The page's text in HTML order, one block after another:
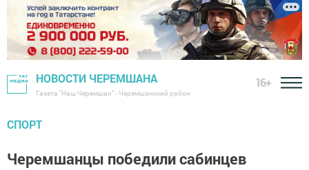
НОВОСТИ ЧЕРЕМШАНА
Газета "Наш Черемшан" - Черемшанский район
16+
СПОРТ
Черемшанцы победили сабинцев